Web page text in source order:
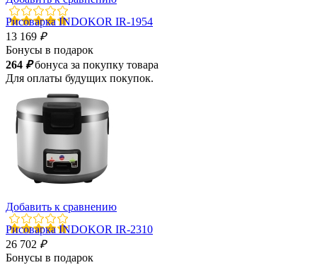
Рисоварка INDOKOR IR-1954
13 169 ₽
Бонусы в подарок
264 ₽бонуса за покупку товара
Для оплаты будущих покупок.
Добавить к сравнению
Рисоварка INDOKOR IR-2310
26 702 ₽
Бонусы в подарок